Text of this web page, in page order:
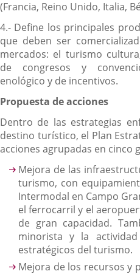
(Francia, Reino Unido, Italia,
4.- Define los principales
que deben ser
mercados: el turismo
de congresos y
enológico y de incentivos.
Propuesta de acciones
Dentro de las estrategias
destino turístico, el Plan
acciones agrupadas en cinco
Mejora de las
turismo, con
Intermodal en Campo
el ferrocarril y el
de gran capacidad.
minorista y la
estratégicos del turismo.
Mejora de los recursos y